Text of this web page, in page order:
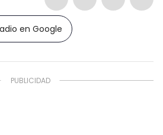
en Google